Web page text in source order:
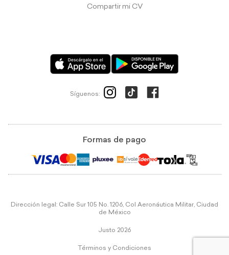
Compartir mi CV
Síguenos:
Formas de pago
Dirección legal: Calle Sur 105 No. 1206, Col Aeronáutica Militar, Ciudad
de México
Justo 2026
Términos y Condiciones